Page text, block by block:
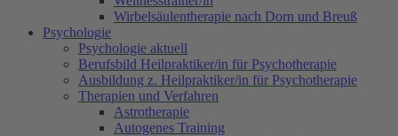
Wirbelsäulentherapie nach Dorn und Breuß
Psychologie
Psychologie aktuell
Berufsbild Heilpraktiker/in für Psychotherapie
Ausbildung z. Heilpraktiker/in für Psychotherapie
Therapien und Verfahren
Astrotherapie
Autogenes Training